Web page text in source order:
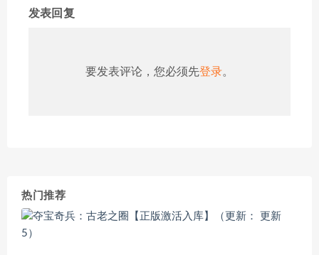
发表回复
要发表评论，您必须先登录。
热门推荐